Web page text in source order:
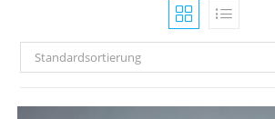
Standardsortierung